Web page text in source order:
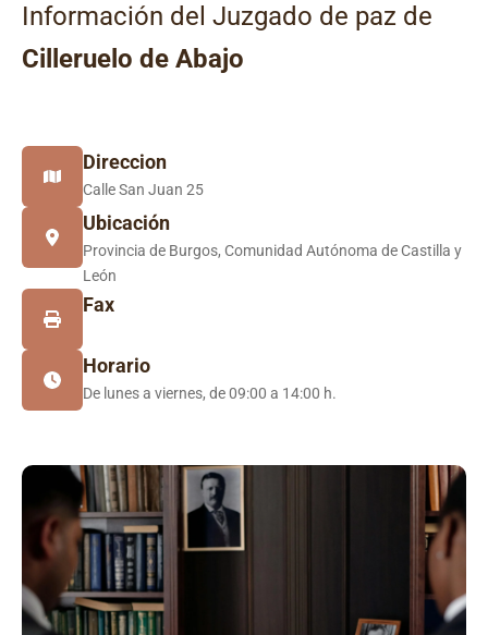
Información del Juzgado de paz de
Cilleruelo de Abajo
Direccion
Calle San Juan 25
Ubicación
Provincia de Burgos, Comunidad Autónoma de Castilla y
León
Fax
Horario
De lunes a viernes, de 09:00 a 14:00 h.